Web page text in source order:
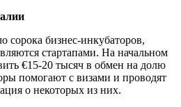
сорока бизнес-инкубаторов,
стартапами. На начальном
€15-20 тысяч в обмен на долю
помогают с визами и проводят
о некоторых из них.